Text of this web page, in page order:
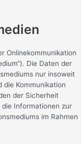
Onlinekommunikation
Die Daten der
nur insoweit
die Kommunikation
der Sicherheit
Informationen zur
im Rahmen